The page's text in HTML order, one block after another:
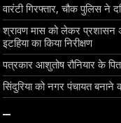
वारंटी गिरफ्तार, चौक पुलिस ने
श्रावण मास को लेकर प्रशासन
इटहिया का किया निरीक्षण
पत्रकार आशुतोष रौनियार के
सिंदुरिया को नगर पंचायत बनाने
–